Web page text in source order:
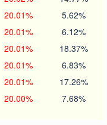
20.01% 5.62%
20.01% 6.12%
20.01% 18.37%
20.01% 6.83%
20.01% 17.26%
20.00% 7.68%